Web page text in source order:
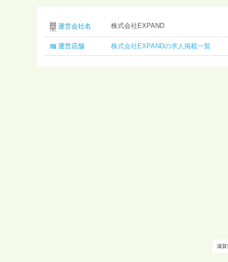
運営会社名 株式会社EXPAND
運営店舗 株式会社EXPANDの求人掲載一覧
滋賀